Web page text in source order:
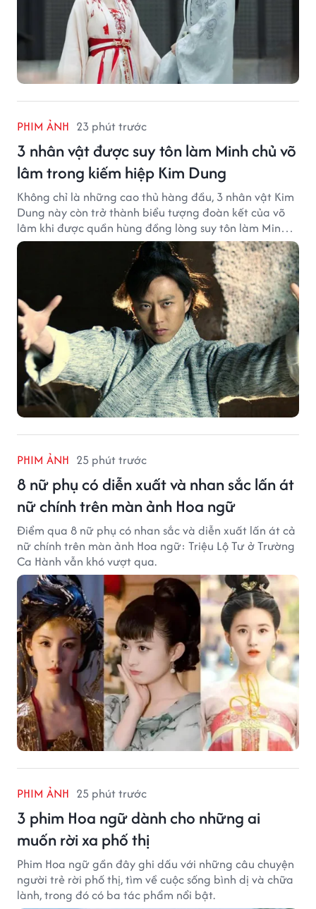
PHIM ẢNH 23 phút trước
3 nhân vật được suy tôn làm Minh chủ võ
lâm trong kiếm hiệp Kim Dung
Không chỉ là những cao thủ hàng đầu, 3 nhân vật Kim
Dung này còn trở thành biểu tượng đoàn kết của võ
lâm khi được quần hùng đồng lòng suy tôn làm Minh
chủ.
PHIM ẢNH 25 phút trước
8 nữ phụ có diễn xuất và nhan sắc lấn át
nữ chính trên màn ảnh Hoa ngữ
Điểm qua 8 nữ phụ có nhan sắc và diễn xuất lấn át cả
nữ chính trên màn ảnh Hoa ngữ: Triệu Lộ Tư ở Trường
Ca Hành vẫn khó vượt qua.
PHIM ẢNH 25 phút trước
3 phim Hoa ngữ dành cho những ai
muốn rời xa phố thị
Phim Hoa ngữ gần đây ghi dấu với những câu chuyện
người trẻ rời phố thị, tìm về cuộc sống bình dị và chữa
lành, trong đó có ba tác phẩm nổi bật.